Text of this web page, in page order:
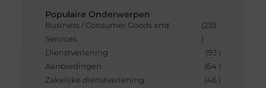
Populaire Onderwerpen
Business / Consumer Goods and
Services
(239
)
Dienstverlening
(93 )
Aanbiedingen
(64 )
Zakelijke dienstverlening
(46 )